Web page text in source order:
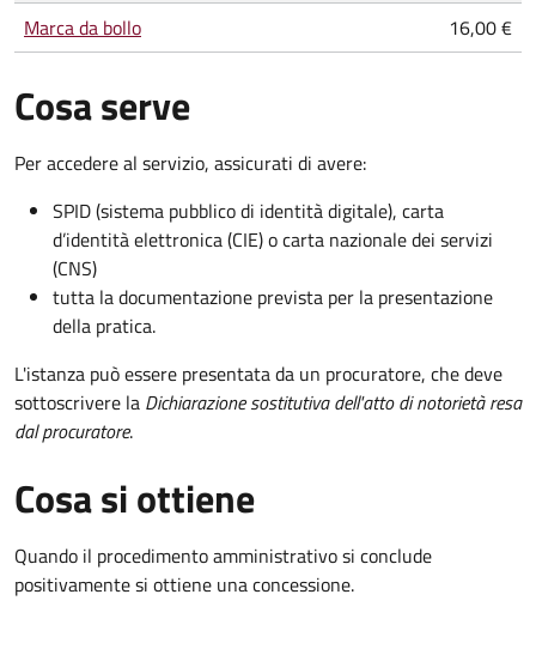
Marca da bollo
16,00 €
Cosa serve
Per accedere al servizio, assicurati di avere:
SPID (sistema pubblico di identità digitale), carta
d’identità elettronica (CIE) o carta nazionale dei servizi
(CNS)
tutta la documentazione prevista per la presentazione
della pratica.
L'istanza può essere presentata da un procuratore, che deve
sottoscrivere la Dichiarazione sostitutiva dell'atto di notorietà resa
dal procuratore.
Cosa si ottiene
Quando il procedimento amministrativo si conclude
positivamente si ottiene una concessione.